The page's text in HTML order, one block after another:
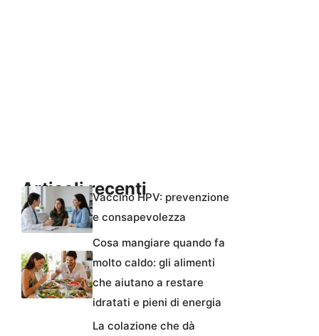
Articoli recentiVaccino HPV: prevenzione
e consapevolezza
Cosa mangiare quando fa
molto caldo: gli alimenti
che aiutano a restare
idratati e pieni di energia
La colazione che dà